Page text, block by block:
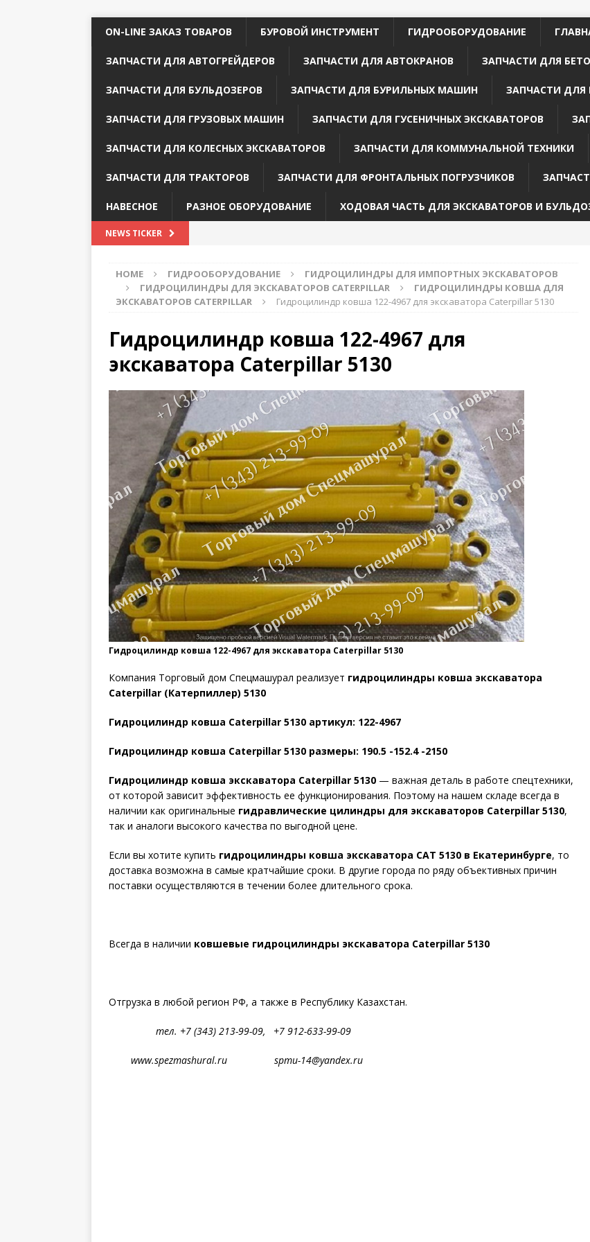
ON-LINE ЗАКАЗ ТОВАРОВ БУРОВОЙ ИНСТРУМЕНТ ГИДРООБОРУДОВАНИЕ
ЗАПЧАСТИ ДЛЯ АВТОГРЕЙДЕРОВ ЗАПЧАСТИ ДЛЯ АВТОКРАНОВ ЗАПЧАСТИ ДЛЯ
ЗАПЧАСТИ ДЛЯ БУЛЬДОЗЕРОВ ЗАПЧАСТИ ДЛЯ БУРИЛЬНЫХ МАШИН ЗАПЧАСТИ ДЛЯ
ЗАПЧАСТИ ДЛЯ ГРУЗОВЫХ МАШИН ЗАПЧАСТИ ДЛЯ ГУСЕНИЧНЫХ ЭКСКАВАТОРОВ
ЗАПЧАСТИ ДЛЯ КОЛЕСНЫХ ЭКСКАВАТОРОВ ЗАПЧАСТИ ДЛЯ КОММУНАЛЬНОЙ ТЕХНИКИ
ЗАПЧАСТИ ДЛЯ ТРАКТОРОВ ЗАПЧАСТИ ДЛЯ ФРОНТАЛЬНЫХ ПОГРУЗЧИКОВ
НАВЕСНОЕ РАЗНОЕ ОБОРУДОВАНИЕ ХОДОВАЯ ЧАСТЬ ДЛЯ ЭКСКАВАТОРОВ И
NEWS TICKER
HOME ГИДРООБОРУДОВАНИЕ
ГИДРОЦИЛИНДРЫ ДЛЯ ИМПОРТНЫХ ЭКСКАВАТОРОВ
ГИДРОЦИЛИНДРЫ ДЛЯ ЭКСКАВАТОРОВ CATERPILLAR
ГИДРОЦИЛИНДРЫ КОВША ДЛЯ
ЭКСКАВАТОРОВ CATERPILLAR
Гидроцилиндр ковша 122-4967 для экскаватора Caterpillar 5130
Гидроцилиндр ковша 122-4967 для
экскаватора Caterpillar 5130
Гидроцилиндр ковша 122-4967 для экскаватора Caterpillar 5130
Компания Торговый дом Спецмашурал реализует гидроцилиндры ковша экскаватора
Caterpillar (Катерпиллер) 5130
Гидроцилиндр ковша Caterpillar 5130 артикул: 122-4967
Гидроцилиндр ковша Caterpillar 5130 размеры: 190.5 -152.4 -2150
Гидроцилиндр ковша экскаватора Caterpillar 5130 — важная деталь в работе спецтехники,
от которой зависит эффективность ее функционирования. Поэтому на нашем складе всегда в
наличии как оригинальные гидравлические цилиндры для экскаваторов Caterpillar 5130,
так и аналоги высокого качества по выгодной цене.
Если вы хотите купить гидроцилиндры ковша экскаватора CAT 5130 в Екатеринбурге, то
доставка возможна в самые кратчайшие сроки. В другие города по ряду объективных причин
поставки осуществляются в течении более длительного срока.
Всегда в наличии ковшевые гидроцилиндры экскаватора Caterpillar 5130
Отгрузка в любой регион РФ, а также в Республику Казахстан.
тел. +7 (343) 213-99-09, +7 912-633-99-09
www.spezmashural.ru spmu-14@yandex.ru